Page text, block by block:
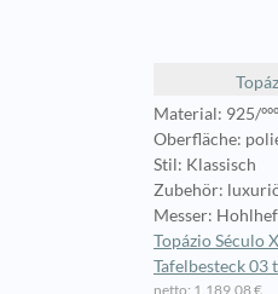
Material: 925/
Oberfläche:
Stil: Klassisch
Zubehör:
Messer:
Topázio Século
Tafelbesteck 03
netto: 1.189,08 €